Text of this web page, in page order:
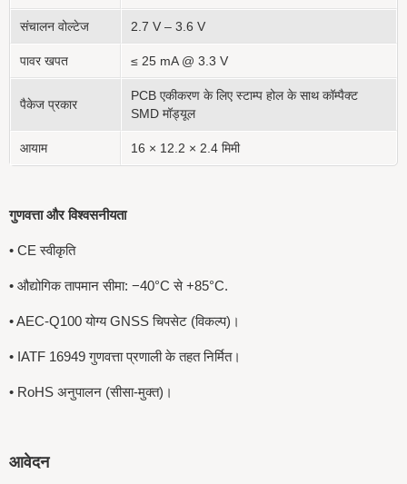
संचालन वोल्टेज 2.7 V – 3.6 V
पावर खपत ≤ 25 mA @ 3.3 V
पैकेज प्रकार
PCB एकीकरण के लिए स्टाम्प होल के साथ कॉम्पैक्ट
SMD मॉड्यूल
आयाम 16 × 12.2 × 2.4 मिमी
गुणवत्ता और विश्वसनीयता
• CE स्वीकृति
• औद्योगिक तापमान सीमा: −40°C से +85°C.
• AEC-Q100 योग्य GNSS चिपसेट (विकल्प)।
• IATF 16949 गुणवत्ता प्रणाली के तहत निर्मित।
• RoHS अनुपालन (सीसा-मुक्त)।
आवेदन